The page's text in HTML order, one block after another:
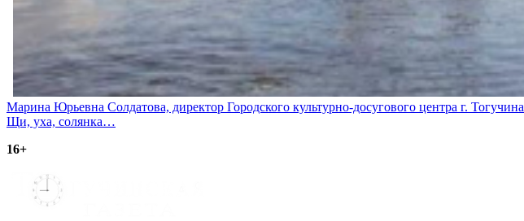
Навигация
по
записям
Марина Юрьевна Солдатова, директор Городского культурно-досугового центра г. Тогучина
Щи, уха, солянка…
16+